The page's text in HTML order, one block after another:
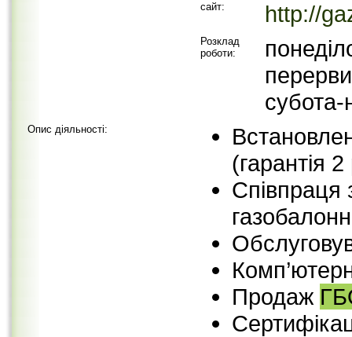
сайт: http://
Розклад
роботи:
перерви
субота-
Опис діяльності:
(гарантія
Продаж